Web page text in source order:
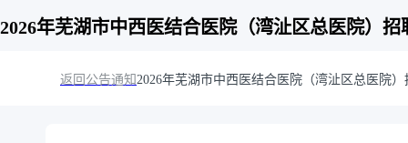
2026年芜湖市中西医结合医院（湾沚区总医院）
返回公告通知2026年芜湖市中西医结合医院（湾沚区总医院